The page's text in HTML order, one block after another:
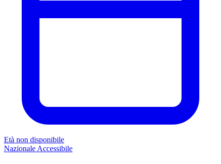
Età non disponibile
Nazionale Accessibile